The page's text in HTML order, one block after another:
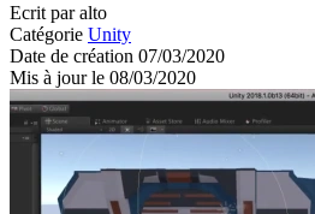
Ecrit par alto
Catégorie Unity
Date de création 07/03/2020
Mis à jour le 08/03/2020